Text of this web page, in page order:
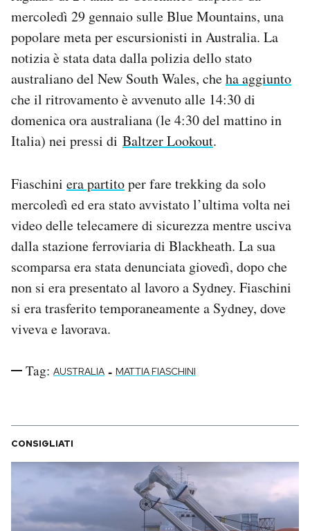
CALENDARIO
AREA PERSONALE
Area Personale
Newsletter
Notifiche mobile
Hai bisogno di aiuto?
Esci
mercoledì 29 gennaio sulle Blue Mountains, una
popolare meta per escursionisti in Australia. La
notizia è stata data dalla polizia dello stato
australiano del New South Wales, cheha aggiunto
che il ritrovamento è avvenuto alle 14:30 di
domenica ora australiana (le 4:30 del mattino in
Italia) nei pressi di Baltzer Lookout.
Fiaschini era partitoper fare trekking da solo
mercoledì ed era stato avvistato l’ultima volta nei
video delle telecamere di sicurezza mentre usciva
dalla stazione ferroviaria di Blackheath. La sua
scomparsa era stata denunciata giovedì, dopo che
non si era presentato al lavoro a Sydney. Fiaschini
si era trasferito temporaneamente a Sydney, dove
viveva e lavorava.
Tag: AUSTRALIA - MATTIA FIASCHINI
CONSIGLIATI